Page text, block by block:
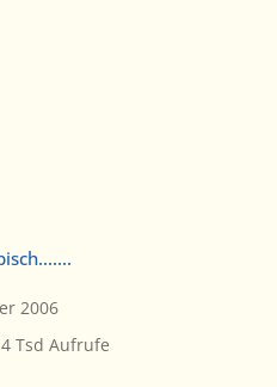
2006
4 Tsd Aufrufe